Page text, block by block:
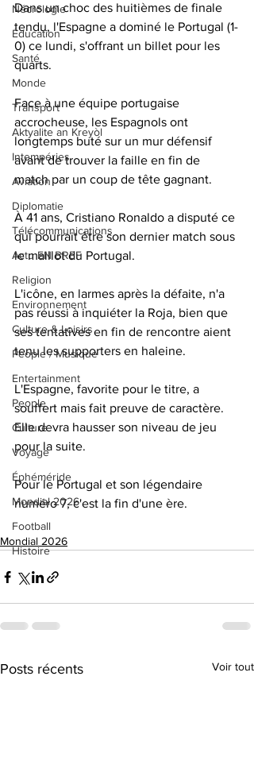
Nécrologie
Éducation
Santé
Monde
Transport
Aktyalite an Kreyòl
Intempéries
Aviation
Diplomatie
Télécommunications
Actu EN BREF
Religion
Environnement
Culture & Loisirs
People / Musique
Entertainment
People
Culture
Voyage
Éphéméride
Mondial 2026
Football
Histoire
Dans un choc des huitièmes de finale
tendu, l'Espagne a dominé le Portugal (1-
0) ce lundi, s'offrant un billet pour les
quarts.
Face à une équipe portugaise
accrocheuse, les Espagnols ont
longtemps buté sur un mur défensif
avant de trouver la faille en fin de
match par un coup de tête gagnant.
À 41 ans, Cristiano Ronaldo a disputé ce
qui pourrait être son dernier match sous
le maillot du Portugal.
L'icône, en larmes après la défaite, n'a
pas réussi à inquiéter la Roja, bien que
ses tentatives en fin de rencontre aient
tenu les supporters en haleine.
L'Espagne, favorite pour le titre, a
souffert mais fait preuve de caractère.
Elle devra hausser son niveau de jeu
pour la suite.
Pour le Portugal et son légendaire
numéro 7, c'est la fin d'une ère.
Mondial 2026
Posts récents Voir tout